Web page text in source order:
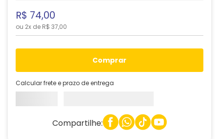
R$ 74,00
ou 2x de R$ 37,00
comprar
Calcular frete e prazo de entrega
Compartilhe: